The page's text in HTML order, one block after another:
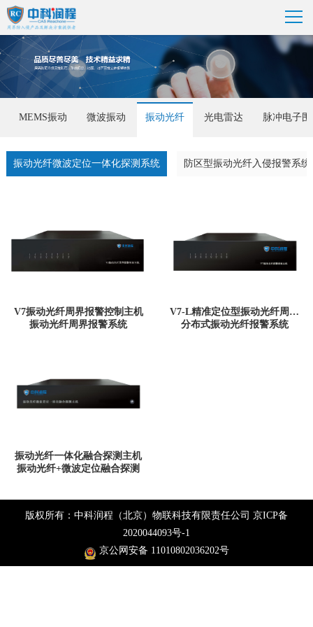
MEMS振动 微波振动 振动光纤 光电雷达 脉冲电子
振动光纤微波定位一体化探测系统 防区型振动光纤入侵报警系统
V7振动光纤周界报警控制主机
振动光纤周界报警系统
V7-L精准定位型振动光纤周界报警系统
分布式振动光纤报警系统
振动光纤一体化融合探测主机
振动光纤+微波定位融合探测
版权所有：中科润程（北京）物联科技有限责任公司 京ICP备
2020044093号-1
京公网安备 11010802036202号